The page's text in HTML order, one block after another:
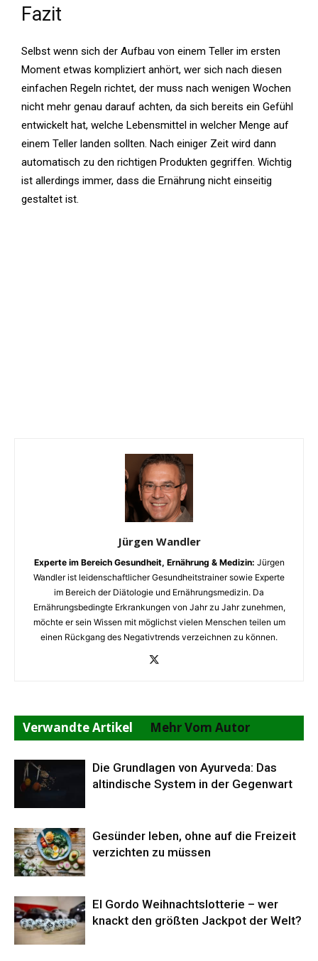
Fazit
Selbst wenn sich der Aufbau von einem Teller im ersten
Moment etwas kompliziert anhört, wer sich nach diesen
einfachen Regeln richtet, der muss nach wenigen Wochen
nicht mehr genau darauf achten, da sich bereits ein Gefühl
entwickelt hat, welche Lebensmittel in welcher Menge auf
einem Teller landen sollten. Nach einiger Zeit wird dann
automatisch zu den richtigen Produkten gegriffen. Wichtig
ist allerdings immer, dass die Ernährung nicht einseitig
gestaltet ist.
Jürgen Wandler
Experte im Bereich Gesundheit, Ernährung & Medizin: Jürgen
Wandler ist leidenschaftlicher Gesundheitstrainer sowie Experte
im Bereich der Diätologie und Ernährungsmedizin. Da
Ernährungsbedingte Erkrankungen von Jahr zu Jahr zunehmen,
möchte er sein Wissen mit möglichst vielen Menschen teilen um
einen Rückgang des Negativtrends verzeichnen zu können.
Verwandte Artikel Mehr Vom Autor
Die Grundlagen von Ayurveda: Das
altindische System in der Gegenwart
Gesünder leben, ohne auf die Freizeit
verzichten zu müssen
El Gordo Weihnachtslotterie – wer
knackt den größten Jackpot der Welt?